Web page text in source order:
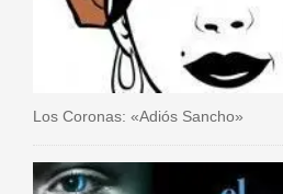
Los Coronas: «Adiós Sancho»